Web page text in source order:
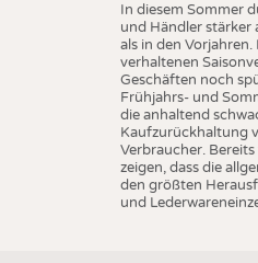
In diesem Sommer
und Händler stärker
als in den
verhaltenen
Geschäften noch
Frühjahrs- und
die anhaltend
Kaufzurückhaltung
Verbraucher.
zeigen, dass die
den größten
und